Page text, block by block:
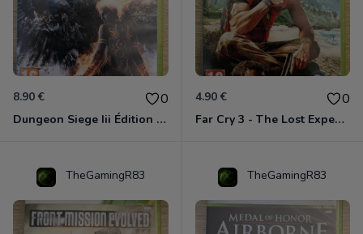
8.90 € 0
Dungeon Siege Iii Édition Limitée - Vf Intégrale Xbox 360
4.90 € 0
Far Cry 3 - The Lost Expeditions - Edition Spéciale Xbox 360
TheGamingR83 TheGamingR83